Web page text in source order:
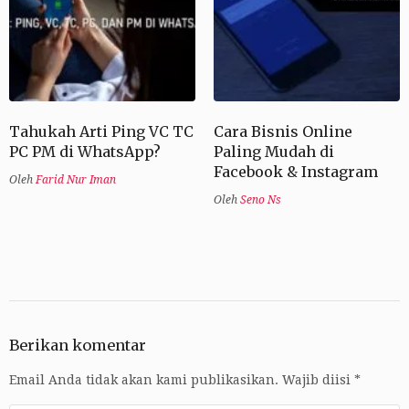
Tahukah Arti Ping VC TC
PC PM di WhatsApp?
OlehFarid Nur Iman
Cara Bisnis Online
Paling Mudah di
Facebook & Instagram
Oleh Seno Ns
Berikan komentar
Email Anda tidak akan kami publikasikan. Wajib diisi *